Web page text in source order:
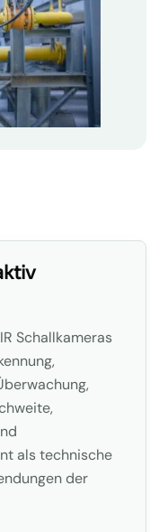
Schallkameras
als technische
der